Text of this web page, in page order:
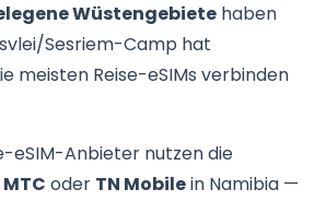
Wüstengebiete haben
Sesriem-Camp hat
meisten Reise-eSIMs verbinden
eSIM-Anbieter nutzen die
MTC oder TN Mobilein Namibia —